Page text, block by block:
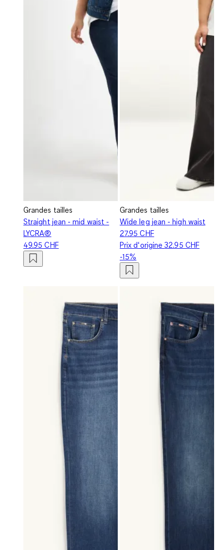
Grandes tailles
Straight jean - mid waist -
LYCRA®
49.95 CHF
Grandes tailles
Wide leg jean - high waist
27.95 CHF
Prix d‘origine32.95 CHF
-15%